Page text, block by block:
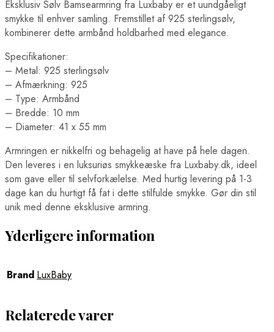
Eksklusiv Sølv Bamsearmring fra Luxbaby er et uundgåeligt
smykke til enhver samling. Fremstillet af 925 sterlingsølv,
kombinerer dette armbånd holdbarhed med elegance.
Specifikationer:
– Metal: 925 sterlingsølv
– Afmærkning: 925
– Type: Armbånd
– Bredde: 10 mm
– Diameter: 41 x 55 mm
Armringen er nikkelfri og behagelig at have på hele dagen.
Den leveres i en luksuriøs smykkeæske fra Luxbaby.dk, ideel
som gave eller til selvforkælelse. Med hurtig levering på 1-3
dage kan du hurtigt få fat i dette stilfulde smykke. Gør din stil
unik med denne eksklusive armring.
Yderligere information
Brand LuxBaby
Relaterede varer